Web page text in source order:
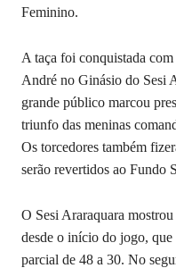
Feminino.
A taça foi conquistada
André no Ginásio do Sesi
grande público marcou
triunfo das meninas
Os torcedores também
serão revertidos ao Fundo
O Sesi Araraquara
desde o início do jogo,
parcial de 48 a 30. No